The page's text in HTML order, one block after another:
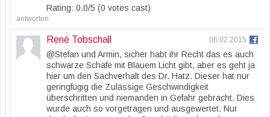
Rating: 0.0/5 (0 votes cast)
antworten
René Tobschall 06.02.2015
@Stefan und Armin, sicher habt ihr Recht das es auch
schwarze Schafe mit Blauem Licht gibt, aber es geht ja
hier um den Sachverhalt des Dr. Hatz. Dieser hat nur
geringfügig die Zulässige Geschwindigkeit
überschritten und niemanden in Gefahr gebracht. Dies
wurde auch so vorgetragen und ausgewertet. Nur